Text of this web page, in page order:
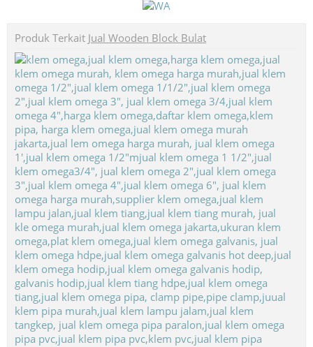
Produk Terkait Jual Wooden Block Bulat